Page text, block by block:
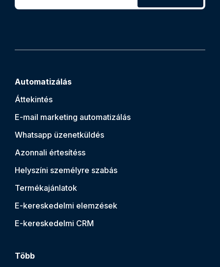
Automatizálás
Áttekintés
E-mail marketing automatizálás
Whatsapp üzenetküldés
Azonnali értesítéss
Helyszíni személyre szabás
Termékajánlatok
E-kereskedelmi elemzések
E-kereskedelmi CRM
Több